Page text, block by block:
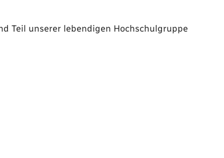
Teil unserer lebendigen Hochschulgruppe